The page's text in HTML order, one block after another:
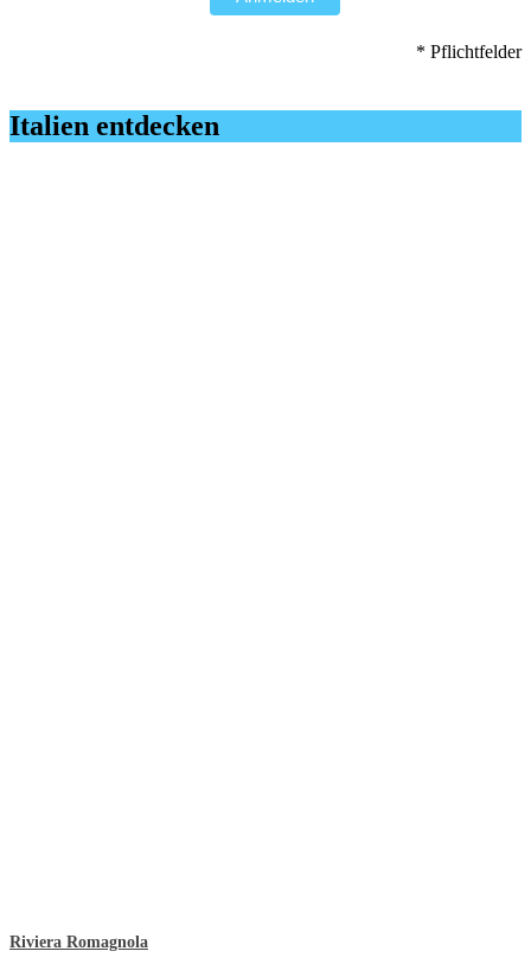
* Pflichtfelder
Italien entdecken
Riviera Romagnola